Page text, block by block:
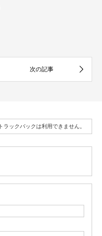
トラックバックは利用できません。